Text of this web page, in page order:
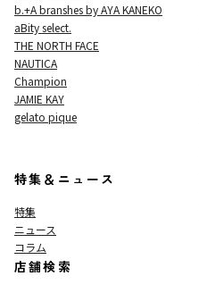
b.+A branshes by AYA KANEKO
aBity select.
THE NORTH FACE
NAUTICA
Champion
JAMIE KAY
gelato pique
特集＆ニュース
特集
ニュース
コラム
店舗検索